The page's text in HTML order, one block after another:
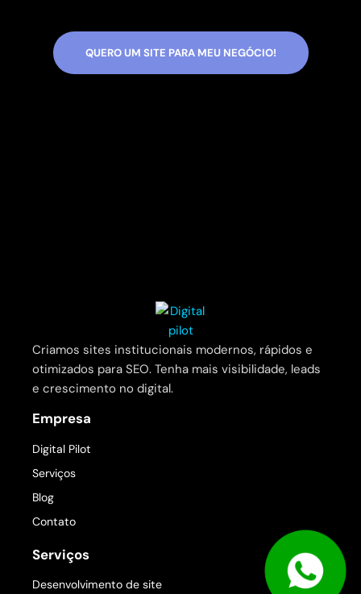
QUERO UM SITE PARA MEU NEGÓCIO!
Criamos sites institucionais modernos, rápidos e
otimizados para SEO. Tenha mais visibilidade, leads
e crescimento no digital.
Empresa
Digital Pilot
Serviços
Blog
Contato
Serviços
Desenvolvimento de site